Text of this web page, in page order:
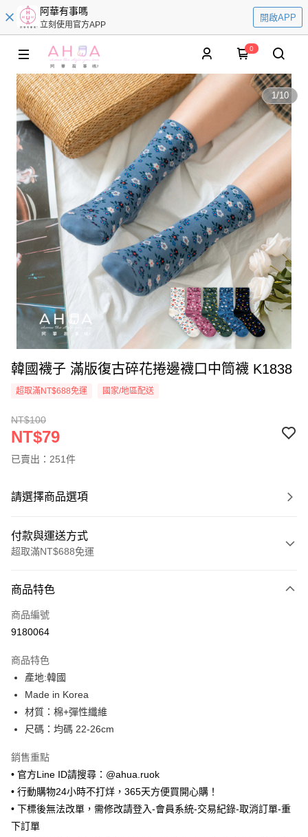
阿華有事嗎
立刻使用官方APP
開啟APP
0
1/10
韓國襪子 滿版復古碎花捲邊襪口中筒襪 K1838
超取滿NT$688免運 國家/地區配送
NT$100
NT$79
已賣出：251件
請選擇商品選項
付款與運送方式
超取滿NT$688免運
信用卡一次付款
超商取貨付款
Apple Pay
街口支付
悠遊付
ATM付款
全家取貨付款
每筆NT$65，滿NT$688(含以上)免運費
商品特色
商品編號
9180064
商品特色
產地:韓國
Made in Korea
材質：棉+彈性纖維
尺碼：均碼 22-26cm
銷售重點
• 官方Line ID請搜尋：@ahua.ruok
• 行動購物24小時不打烊，365天方便買開心購！
• 下標後無法改單，需修改請登入-會員系統-交易紀錄-取消訂單-重
下訂單